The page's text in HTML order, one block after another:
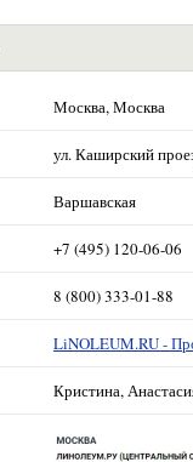
Москва, Москва
ул. Каширский
Варшавская
+7 (495) 120-06-06
8 (800) 333-01-88
LiNOLEUM.RU -
Кристина,